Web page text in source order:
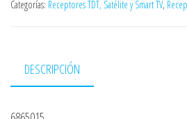
Categorías: Receptores TDT, Satélite y Smart TV,
DESCRIPCIÓN